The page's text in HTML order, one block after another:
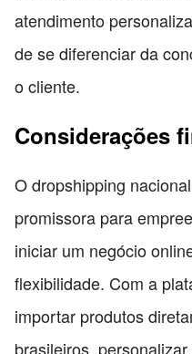
atendimento
de se diferenciar da
o cliente.
Considerações
O dropshipping
promissora para
iniciar um negócio
flexibilidade. Com a
importar produtos
brasileiros,